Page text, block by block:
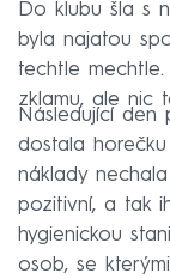
Do klubu šla s
byla najatou
techtle
zklamu, ale nic
Následující den
dostala
náklady
pozitivní, a tak
hygienickou
osob, se